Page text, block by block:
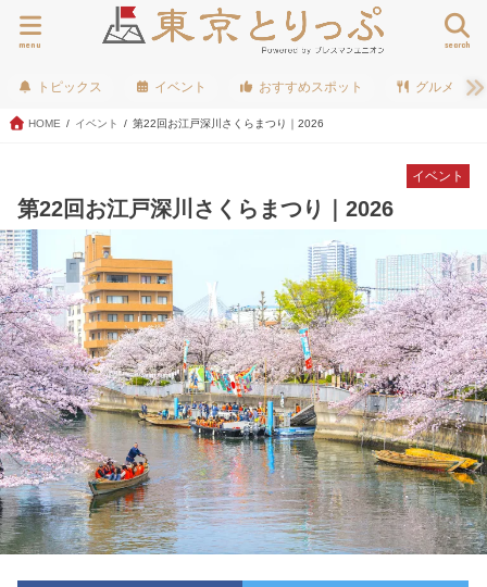
search
menu
トピックス イベント おすすめスポット グルメ
HOME イベント 第22回お江戸深川さくらまつり｜2026
イベント
第22回お江戸深川さくらまつり｜2026